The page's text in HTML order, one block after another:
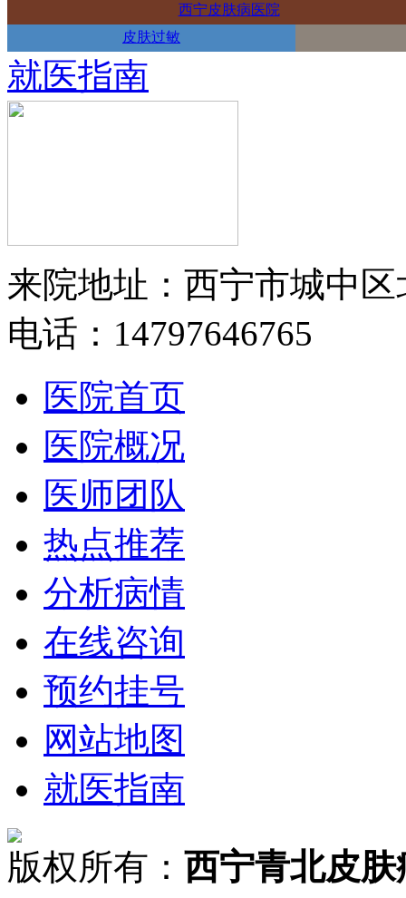
西宁皮肤病医院
皮肤过敏
就医指南
来院地址：西宁市城中区
电话：14797646765
医院首页
医院概况
医师团队
热点推荐
分析病情
在线咨询
预约挂号
网站地图
就医指南
版权所有： 西宁青北皮肤